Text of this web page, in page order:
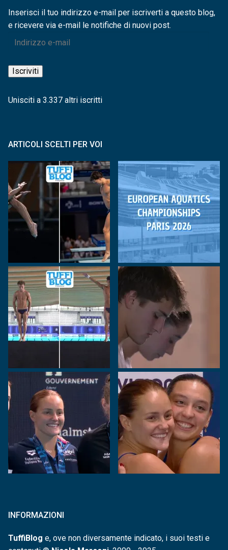
Inserisci il tuo indirizzo e-mail per iscriverti a questo blog,
e ricevere via e-mail le notifiche di nuovi post.
Indirizzo
mail
Iscriviti
Unisciti a 3.337 altri iscritti
ARTICOLI SCELTI PER VOI
INFORMAZIONI
TuffiBlog e, ove non diversamente indicato, i suoi testi e